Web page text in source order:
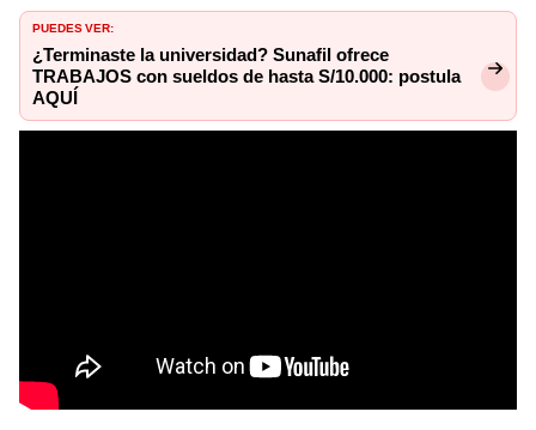
PUEDES VER:
¿Terminaste la universidad? Sunafil ofrece
TRABAJOS con sueldos de hasta S/10.000: postula
AQUÍ